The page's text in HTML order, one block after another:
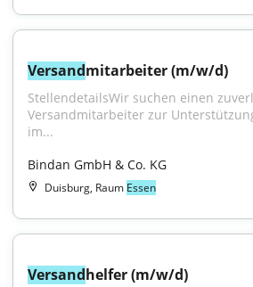
Versandmitarbeiter (m/w/d)
StellendetailsWir suchen einen
Versandmitarbeiter zur
im...
Bindan GmbH & Co. KG
Duisburg, Raum Essen
Versandhelfer (m/w/d)